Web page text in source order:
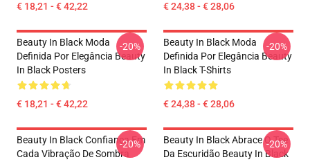
€ 18,21 - € 42,22 € 24,38 - € 28,06
Beauty In Black Moda
Definida Por Elegância Beauty
In Black Posters
€ 18,21 - € 42,22
-20%
Beauty In Black Moda
Definida Por Elegância Beauty
In Black T-Shirts
€ 24,38 - € 28,06
-20%
Beauty In Black Confiança Em
Cada Vibração De Sombra
-20%
Beauty In Black Abrace O Tee
Da Escuridão Beauty In Black
-20%